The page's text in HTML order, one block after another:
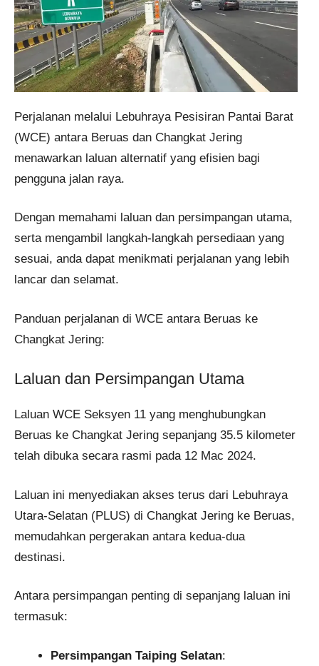
Perjalanan melalui Lebuhraya Pesisiran Pantai Barat
(WCE) antara Beruas dan Changkat Jering
menawarkan laluan alternatif yang efisien bagi
pengguna jalan raya.
Dengan memahami laluan dan persimpangan utama,
serta mengambil langkah-langkah persediaan yang
sesuai, anda dapat menikmati perjalanan yang lebih
lancar dan selamat.
Panduan perjalanan di WCE antara Beruas ke
Changkat Jering:
Laluan dan Persimpangan Utama
Laluan WCE Seksyen 11 yang menghubungkan
Beruas ke Changkat Jering sepanjang 35.5 kilometer
telah dibuka secara rasmi pada 12 Mac 2024.
Laluan ini menyediakan akses terus dari Lebuhraya
Utara-Selatan (PLUS) di Changkat Jering ke Beruas,
memudahkan pergerakan antara kedua-dua
destinasi.
Antara persimpangan penting di sepanjang laluan ini
termasuk:
Persimpangan Taiping Selatan: